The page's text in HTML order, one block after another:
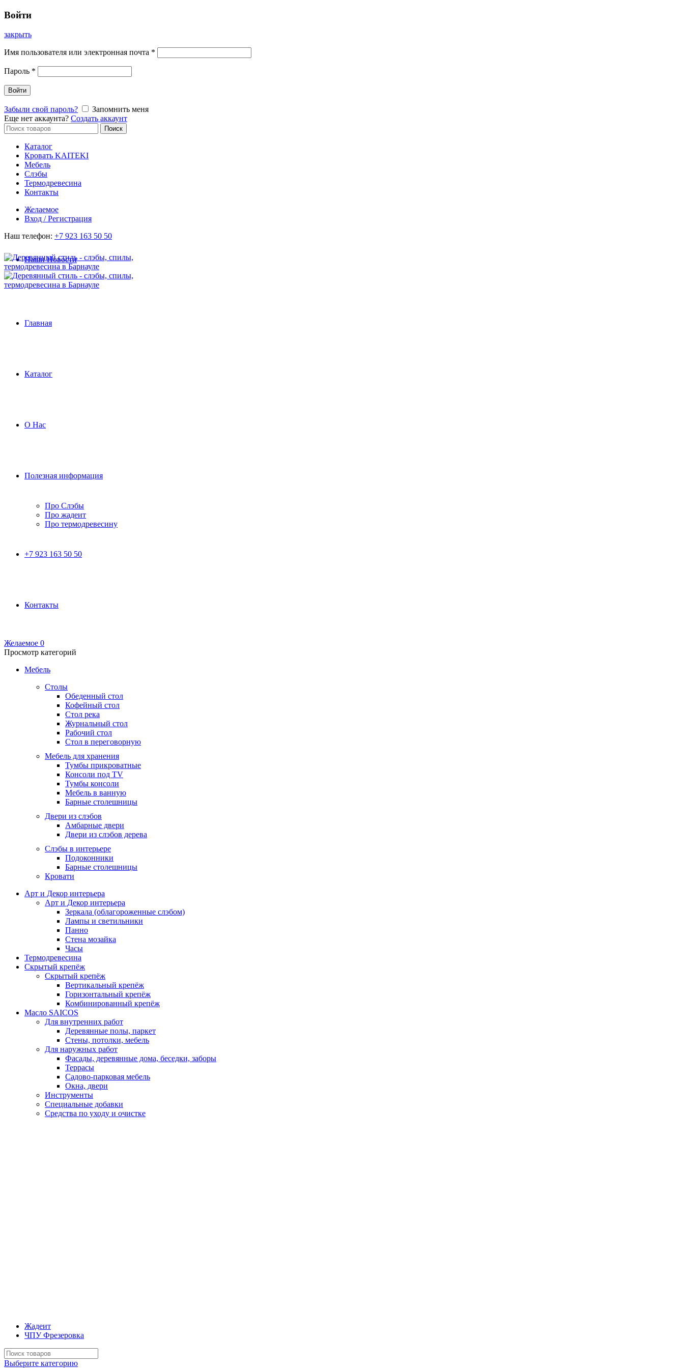
Войти
закрыть
Имя пользователя или электронная почта *
Пароль *
Войти
Забыли свой пароль?
Запомнить меня
Еще нет аккаунта? Создать аккаунт
Искать:
Поиск
Каталог
Кровать KAITEKI
Мебель
Слэбы
Термодревесина
Контакты
Желаемое
Вход / Регистрация
Наш телефон: +7 923 163 50 50
Наши Новости
Главная
Каталог
О Нас
Полезная информация
Про Слэбы
Про жадеит
Про термодревесину
+7 923 163 50 50
Контакты
Желаемое 0
Просмотр категорий
Мебель
Столы
Обеденный стол
Кофейный стол
Стол река
Журнальный стол
Рабочий стол
Стол в переговорную
Мебель для хранения
Тумбы прикроватные
Консоли под TV
Тумбы консоли
Мебель в ванную
Барные столешницы
Двери из слэбов
Амбарные двери
Двери из слэбов дерева
Слэбы в интерьере
Подоконники
Барные столешницы
Кровати
Арт и Декор интерьера
Арт и Декор интерьера
Зеркала (облагороженные слэбом)
Лампы и светильники
Панно
Стена мозайка
Часы
Термодревесина
Скрытый крепёж
Скрытый крепёж
Вертикальный крепёж
Горизонтальный крепёж
Комбинированный крепёж
Масло SAICOS
Для внутренних работ
Деревянные полы, паркет
Стены, потолки, мебель
Для наружных работ
Фасады, деревянные дома, беседки, заборы
Террасы
Садово-парковая мебель
Окна, двери
Инструменты
Специальные добавки
Средства по уходу и очистке
Жадеит
ЧПУ Фрезеровка
Искать:
Выберите категорию